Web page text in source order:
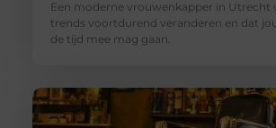
Een moderne vrouwenkapper in Utrecht
trends voortdurend veranderen en dat
de tijd mee mag gaan.